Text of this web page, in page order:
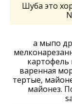
Шуба это
а мыпо
варенная
тертые,
майонез.